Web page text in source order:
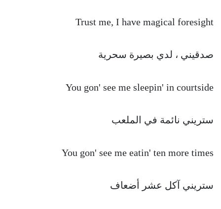
Trust me, I have magical foresight
صدقيني ، لدي بصيرة سحرية
You gon' see me sleepin' in courtside
ستريني نائمة في الملعب
You gon' see me eatin' ten more times
ستريني آكل عشر أضعاف